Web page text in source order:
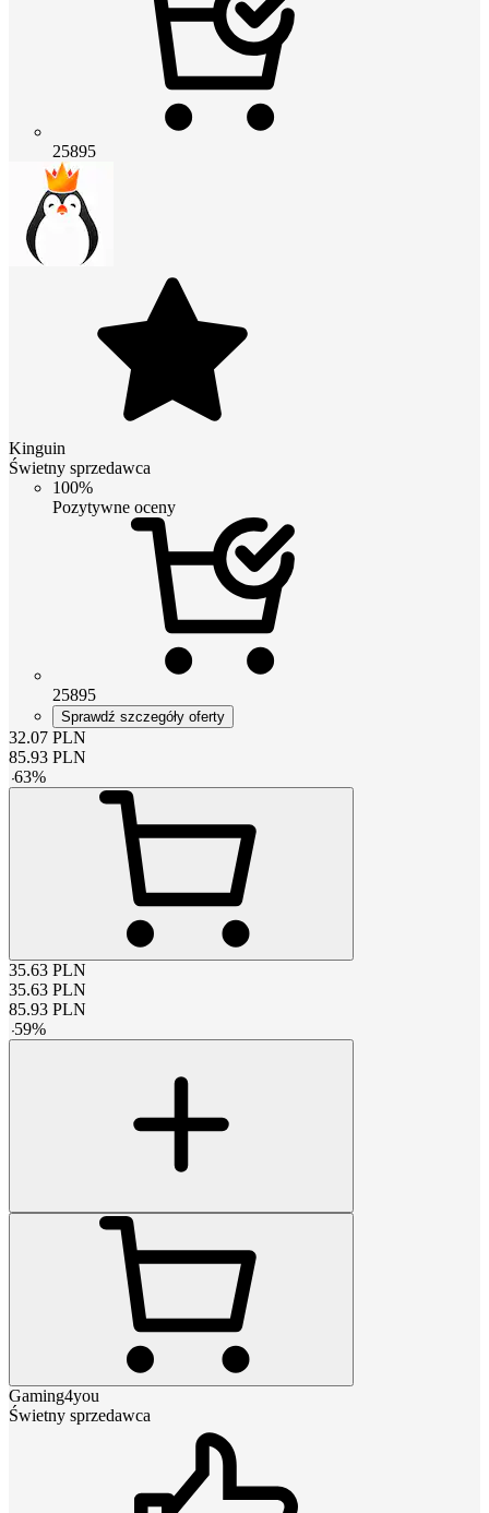
25895
Kinguin
Świetny sprzedawca
100%
Pozytywne oceny
25895
Sprawdź szczegóły oferty
32.07 PLN
85.93 PLN
-63%
35.63 PLN
35.63 PLN
85.93 PLN
-59%
Gaming4you
Świetny sprzedawca